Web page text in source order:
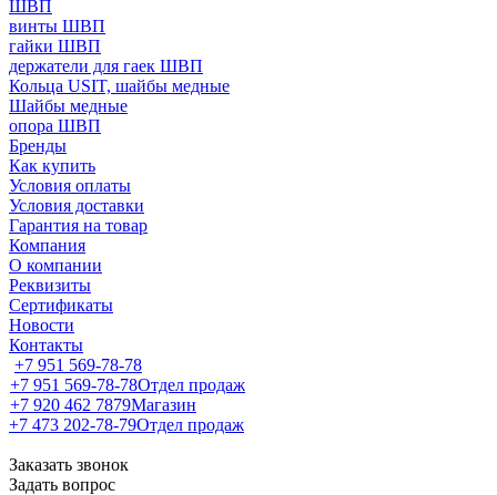
ШВП
винты ШВП
гайки ШВП
держатели для гаек ШВП
Кольца USIT, шайбы медные
Шайбы медные
опора ШВП
Бренды
Как купить
Условия оплаты
Условия доставки
Гарантия на товар
Компания
О компании
Реквизиты
Сертификаты
Новости
Контакты
+7 951 569-78-78
+7 951 569-78-78Отдел продаж
+7 920 462 7879Магазин
+7 473 202-78-79Отдел продаж
Заказать звонок
Задать вопрос